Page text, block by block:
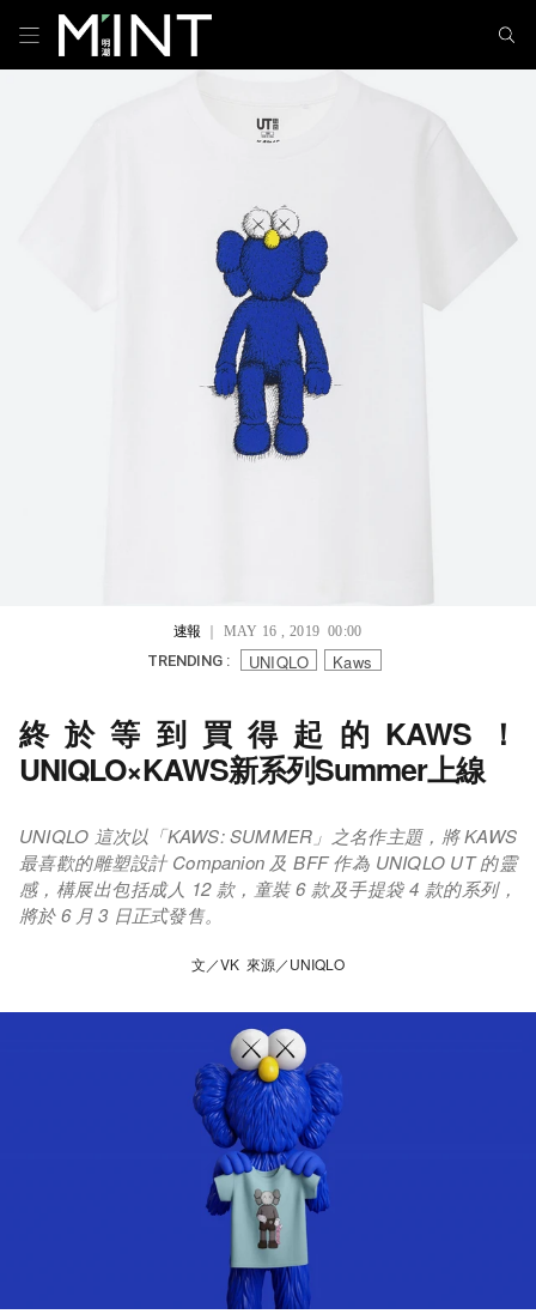
速報 ｜ MAY 16 , 2019 00:00
TRENDING : UNIQLO Kaws
終於等到買得起的KAWS！
UNIQLO×KAWS新系列Summer上線
UNIQLO 這次以「KAWS: SUMMER」之名作主題，將 KAWS
最喜歡的雕塑設計 Companion 及 BFF 作為 UNIQLO UT 的靈
感，構展出包括成人 12 款，童裝 6 款及手提袋 4 款的系列，
將於 6 月 3 日正式發售。
文／VK 來源／UNIQLO